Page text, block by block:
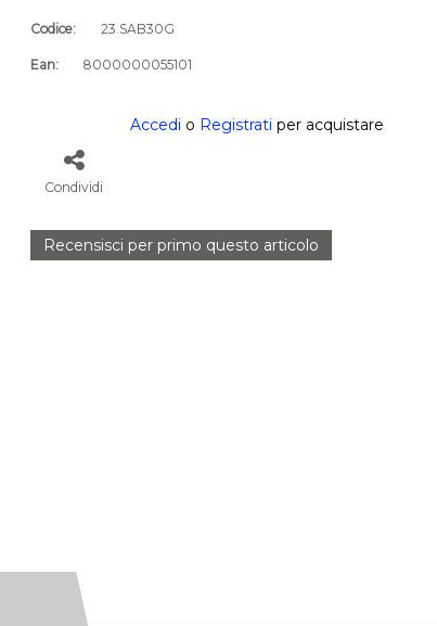
Codice: 23.SAB30G
Ean: 8000000055101
Accedi o Registrati per acquistare
Condividi
Recensisci per primo questo articolo